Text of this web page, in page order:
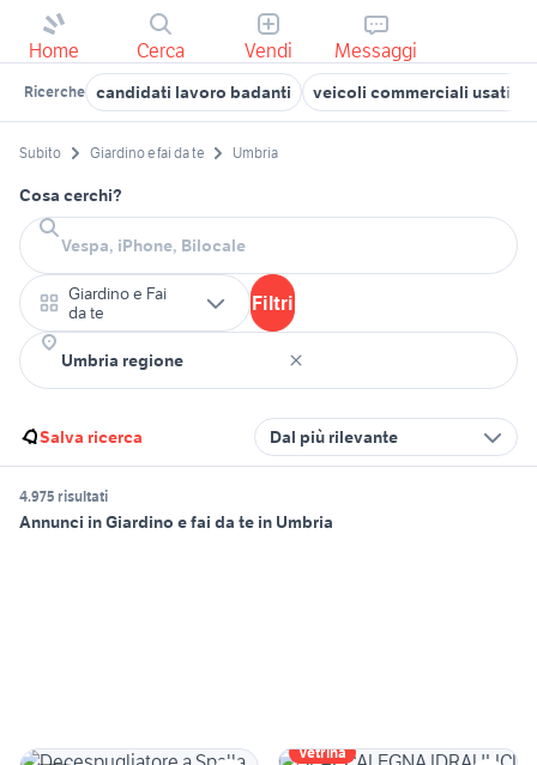
Home Cerca Vendi Messaggi
Ricerche candidati lavoro badanti veicoli commerciali usati
Subito Giardino e fai da te Umbria
Cosa cerchi?
Giardino e Fai
da te
Filtri
Salva ricerca Dal più rilevante
4.975 risultati
Annunci in Giardino e fai da te in Umbria
Vetrina